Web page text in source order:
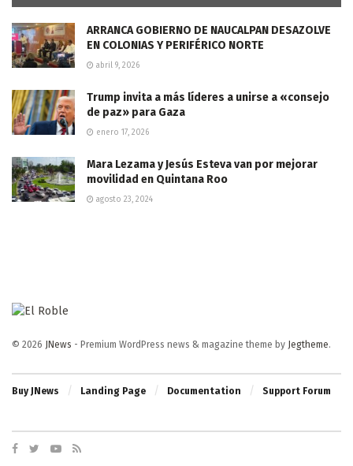
ARRANCA GOBIERNO DE NAUCALPAN DESAZOLVE
EN COLONIAS Y PERIFÉRICO NORTE
abril 9, 2026
Trump invita a más líderes a unirse a «consejo
de paz» para Gaza
enero 17, 2026
Mara Lezama y Jesús Esteva van por mejorar
movilidad en Quintana Roo
agosto 23, 2024
© 2026 JNews - Premium WordPress news & magazine theme by Jegtheme.
Buy JNews Landing Page Documentation Support Forum